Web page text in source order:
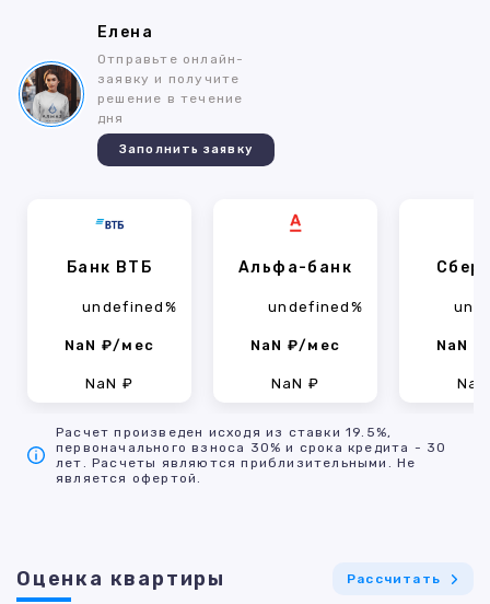
Елена
Отправьте онлайн-
заявку и получите
решение в течение
дня
Заполнить заявку
Банк ВТБ
undefined%
NaN ₽/мес
NaN ₽
Альфа-банк
undefined%
NaN ₽/мес
NaN ₽
NaN
Расчет произведен исходя из ставки 19.5%,
первоначального взноса 30% и срока кредита - 30
лет. Расчеты являются приблизительными. Не
является офертой.
Оценка квартиры Рассчитать